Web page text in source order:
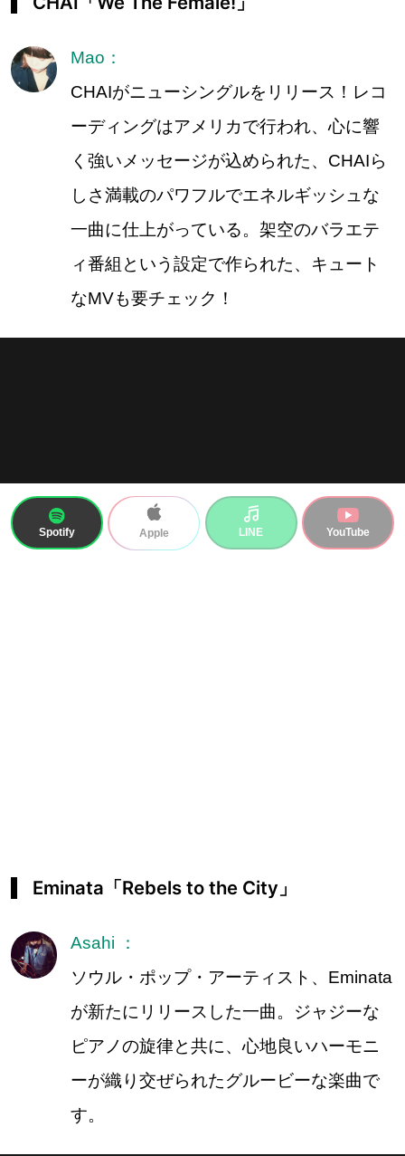
Mao：
CHAIがニューシングルをリリース！レコ
ーディングはアメリカで行われ、心に響
く強いメッセージが込められた、CHAIら
しさ満載のパワフルでエネルギッシュな
一曲に仕上がっている。架空のバラエテ
ィ番組という設定で作られた、キュート
なMVも要チェック！
Spotify Apple LINE YouTube
Eminata「Rebels to the City」
Asahi ：
ソウル・ポップ・アーティスト、Eminata
が新たにリリースした一曲。ジャジーな
ピアノの旋律と共に、心地良いハーモニ
ーが織り交ぜられたグルービーな楽曲で
す。